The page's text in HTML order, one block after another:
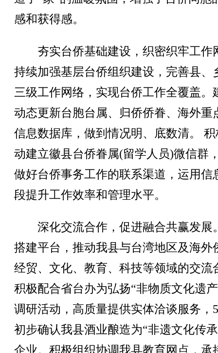
感和获得感。
夯实台侨基础建设，织密织牢工作
持续加强基层台侨组织建设，完善县、
三级工作网络，实现台侨工作全覆盖。
动态更新台胞台属、归侨侨眷、海外重
信息数据库，做到情况明、底数清。
动建立徽县台侨眷属(留学人员)微信群
做好台侨事务工作的联系渠道，运用信
段提升工作效率和管理水平。
深化交流合作，促进融合共赢发展
搭建平台，推动我县与台湾地区及海外
经贸、文化、教育、科技等领域的交流
积极配合省台办为弘扬“非物质文化遗
调研活动，高质量提供实体洽谈服务，
初步确认我县酒业酿造为“非遗文化传
企业。积极组织协调我县教育网点，承